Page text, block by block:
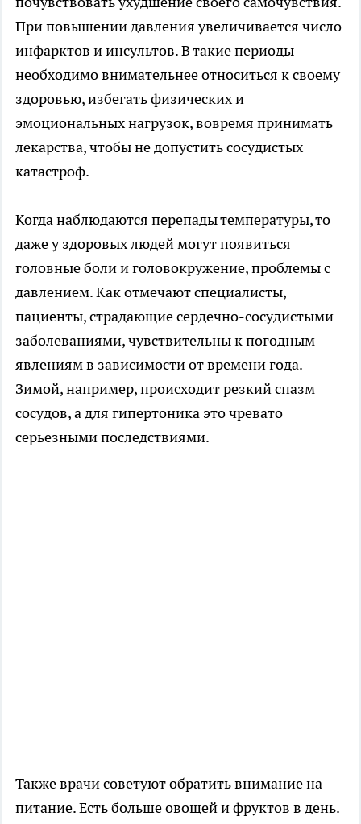
При повышении давления увеличивается число
инфарктов и инсультов. В такие периоды
необходимо внимательнее относиться к своему
здоровью, избегать физических и
эмоциональных нагрузок, вовремя принимать
лекарства, чтобы не допустить сосудистых
катастроф.
Когда наблюдаются перепады температуры, то
даже у здоровых людей могут появиться
головные боли и головокружение, проблемы с
давлением. Как отмечают специалисты,
пациенты, страдающие сердечно-сосудистыми
заболеваниями, чувствительны к погодным
явлениям в зависимости от времени года.
Зимой, например, происходит резкий спазм
сосудов, а для гипертоника это чревато
серьезными последствиями.
Также врачи советуют обратить внимание на
питание. Есть больше овощей и фруктов в день.